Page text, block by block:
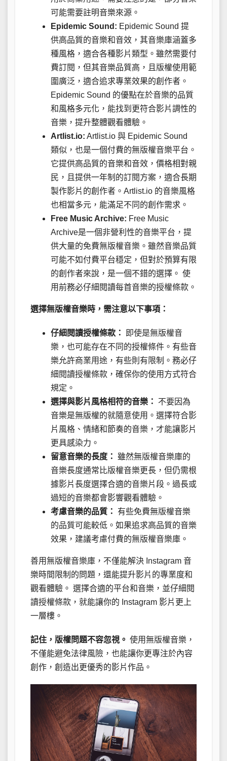
可能需要註明音樂來源。
Epidemic Sound: Epidemic Sound 提
供高品質的音樂和音效，其音樂庫涵蓋多
種風格，適合各種影片類型。雖然需要付
費訂閱，但其音樂品質高，且版權使用範
圍廣泛，適合追求專業效果的創作者。
Epidemic Sound 的優點在於音樂的品質
和風格多元化，能找到更符合影片調性的
音樂，提升整體觀看體驗。
Artlist.io: Artlist.io 與 Epidemic Sound
類似，也是一個付費的無版權音樂平台。
它提供高品質的音樂和音效，價格相對親
民，且提供一年制的訂閱方案，適合長期
製作影片的創作者。Artlist.io 的音樂風格
也相當多元，能滿足不同的創作需求。
Free Music Archive: Free Music
Archive是一個非營利性的音樂平台，提
供大量的免費無版權音樂。雖然音樂品質
可能不如付費平台穩定，但對於預算有限
的創作者來說，是一個不錯的選擇。 使
用前務必仔細閱讀每首音樂的授權條款。
選擇無版權音樂時，需注意以下事項：
仔細閱讀授權條款：
即使是無版權音
樂，也可能存在不同的授權條件。有些音
樂允許商業用途，有些則有限制。務必仔
細閱讀授權條款，確保你的使用方式符合
規定。
選擇與影片風格相符的音樂：
不要因為
音樂是無版權的就隨意使用。選擇符合影
片風格、情緒和節奏的音樂，才能讓影片
更具感染力。
留意音樂的長度：
雖然無版權音樂庫的
音樂長度通常比版權音樂更長，但仍需根
據影片長度選擇合適的音樂片段。過長或
過短的音樂都會影響觀看體驗。
考慮音樂的品質：
有些免費無版權音樂
的品質可能較低。如果追求高品質的音樂
效果，建議考慮付費的無版權音樂庫。
善用無版權音樂庫，不僅能解決 Instagram 音
樂時間限制的問題，還能提升影片的專業度和
觀看體驗。 選擇合適的平台和音樂，並仔細閱
讀授權條款，就能讓你的 Instagram 影片更上
一層樓。
記住，版權問題不容忽視。 使用無版權音樂，
不僅能避免法律風險，也能讓你更專注於內容
創作，創造出更優秀的影片作品。